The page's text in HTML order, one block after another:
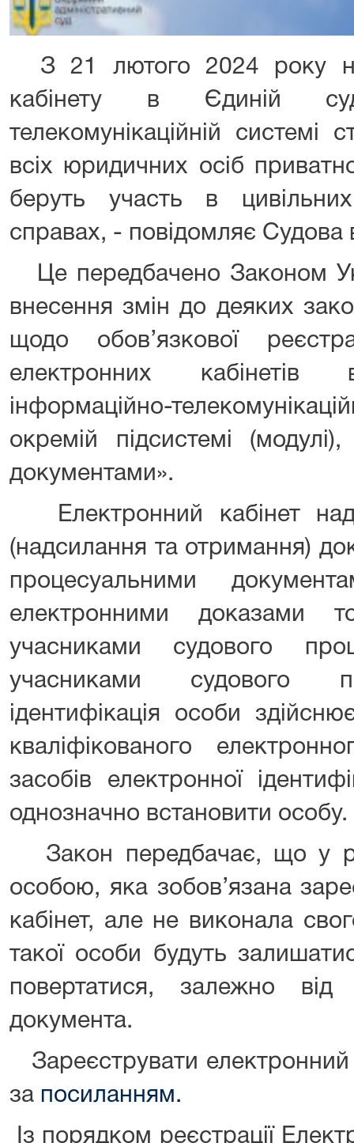
З 21 лютого 2024 року
кабінету в Єдиній
телекомунікаційній системі
всіх юридичних осіб
беруть участь в
справах, - повідомляє Судова
Це передбачено Законом
внесення змін до деяких
щодо обов’язкової
електронних
інформаційно-
окремій підсистемі
документами».
Електронний кабінет
(надсилання та отримання)
процесуальними
електронними
учасниками судового
учасниками судового
ідентифікація особи
кваліфікованого
засобів електронної
однозначно встановити особу.
Закон передбачає, що у
особою, яка зобов’язана
кабінет, але не виконала
такої особи будуть
повертатися, залежно від
документа.
Зареєструвати
за посиланням.
Із порядком реєстрації